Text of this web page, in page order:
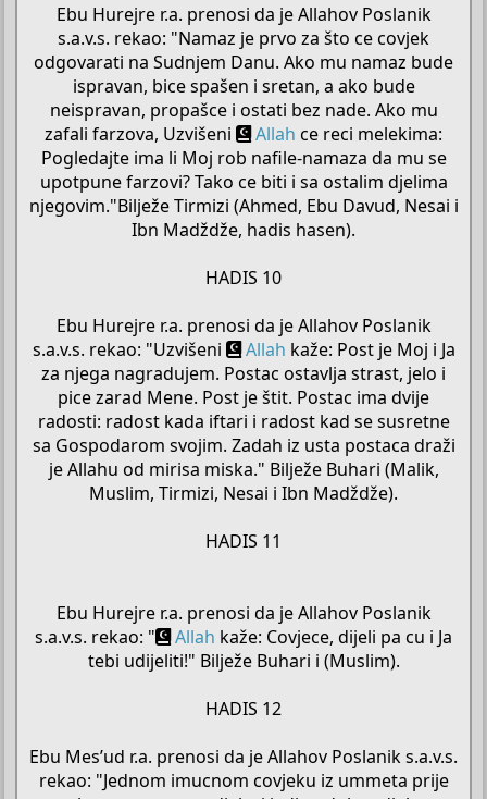
Ebu Hurejre r.a. prenosi da je Allahov Poslanik
s.a.v.s. rekao: "Namaz je prvo za što ce covjek
odgovarati na Sudnjem Danu. Ako mu namaz bude
ispravan, bice spašen i sretan, a ako bude
neispravan, propašce i ostati bez nade. Ako mu
zafali farzova, Uzvišeni
Allah ce reci melekima:
Pogledajte ima li Moj rob nafile-namaza da mu se
upotpune farzovi? Tako ce biti i sa ostalim djelima
njegovim."Bilježe Tirmizi (Ahmed, Ebu Davud, Nesai i
Ibn Madždže, hadis hasen).
HADIS 10
Ebu Hurejre r.a. prenosi da je Allahov Poslanik
s.a.v.s. rekao: "Uzvišeni
Allah kaže: Post je Moj i Ja
za njega nagradujem. Postac ostavlja strast, jelo i
pice zarad Mene. Post je štit. Postac ima dvije
radosti: radost kada iftari i radost kad se susretne
sa Gospodarom svojim. Zadah iz usta postaca draži
je Allahu od mirisa miska." Bilježe Buhari (Malik,
Muslim, Tirmizi, Nesai i Ibn Madždže).
HADIS 11
Ebu Hurejre r.a. prenosi da je Allahov Poslanik
s.a.v.s. rekao: "
Allah kaže: Covjece, dijeli pa cu i Ja
tebi udijeliti!" Bilježe Buhari i (Muslim).
HADIS 12
Ebu Mes’ud r.a. prenosi da je Allahov Poslanik s.a.v.s.
rekao: "Jednom imucnom covjeku iz ummeta prije